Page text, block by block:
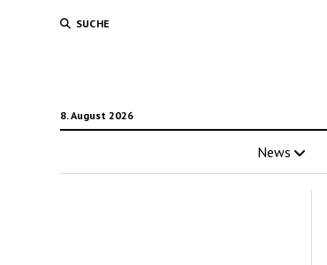
SUCHE
8. August 2026
News